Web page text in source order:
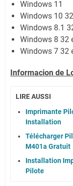
Windows 11
Windows 10
Windows 8.1
Windows 8 32
Windows 7 32
Informacion de
LIRE AUSSI
Imprimante
Installation
Télécharger
M401a Gratuit
Installation
Pilote